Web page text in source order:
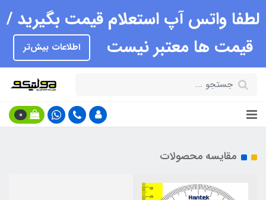
لطفا واتس آپ استعلام قیمت بگیرید /
قیمت ها معتبر نیست
اطلاعات بیش‌تر
0
مقایسه محصولات